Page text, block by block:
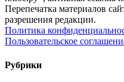
Перепечатка материалов
разрешения редакции.
Политика
Пользовательское
Рубрики